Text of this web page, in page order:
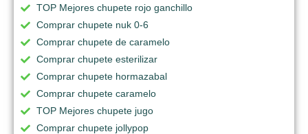
TOP Mejores chupete rojo ganchillo
Comprar chupete nuk 0-6
Comprar chupete de caramelo
Comprar chupete esterilizar
Comprar chupete hormazabal
Comprar chupete caramelo
TOP Mejores chupete jugo
Comprar chupete jollypop